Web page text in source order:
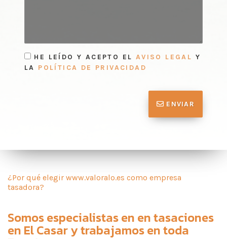
HE LEÍDO Y ACEPTO EL AVISO LEGAL Y
LA POLÍTICA DE PRIVACIDAD
ENVIAR
¿Por qué elegir www.valoralo.es como empresa
tasadora?
Somos especialistas en entasaciones
en El Casary trabajamos en toda